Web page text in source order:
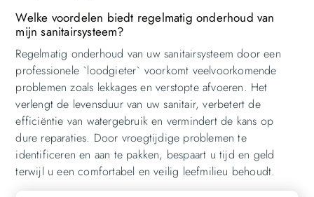
Welke voordelen biedt regelmatig onderhoud van
mijn sanitairsysteem?
Regelmatig onderhoud van uw sanitairsysteem door een
professionele `loodgieter` voorkomt veelvoorkomende
problemen zoals lekkages en verstopte afvoeren. Het
verlengt de levensduur van uw sanitair, verbetert de
efficiëntie van watergebruik en vermindert de kans op
dure reparaties. Door vroegtijdige problemen te
identificeren en aan te pakken, bespaart u tijd en geld
terwijl u een comfortabel en veilig leefmilieu behoudt.